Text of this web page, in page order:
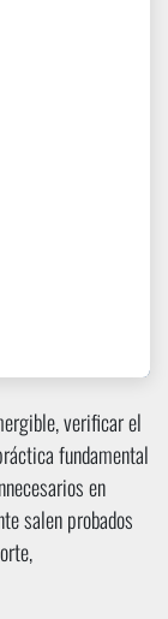
verificar el
fundamental
en
salen probados